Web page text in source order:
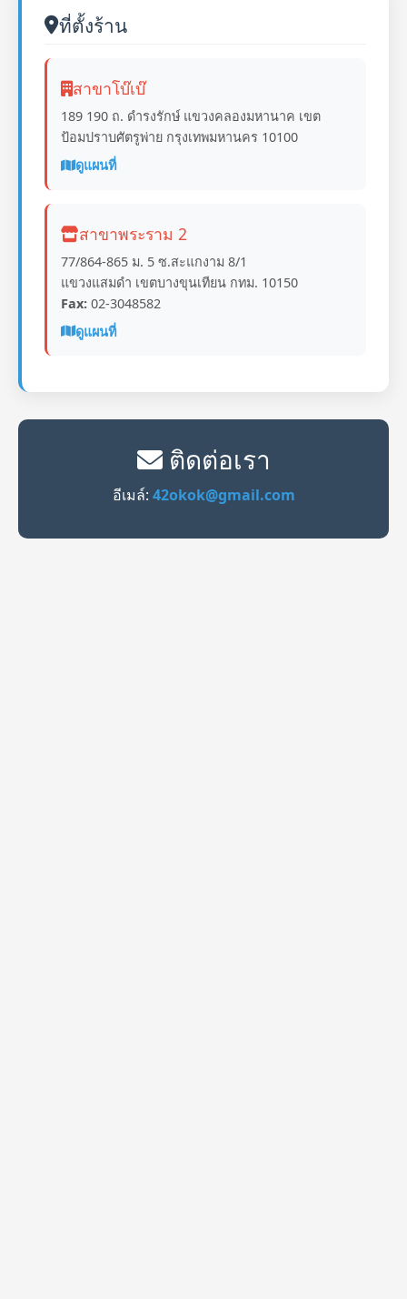
ที่ตั้งร้าน
สาขาโบ๊เบ๊
189 190 ถ. ดำรงรักษ์ แขวงคลองมหานาค เขต
ป้อมปราบศัตรูพ่าย กรุงเทพมหานคร 10100
ดูแผนที่
สาขาพระราม 2
77/864-865 ม. 5 ซ.สะแกงาม 8/1
แขวงแสมดำ เขตบางขุนเทียน กทม. 10150
Fax: 02-3048582
ดูแผนที่
ติดต่อเรา
อีเมล์: 42okok@gmail.com